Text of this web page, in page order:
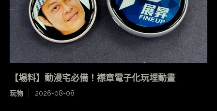
【場料】動漫宅必備！襟章電子化玩埋動畫
玩物 2026-08-08